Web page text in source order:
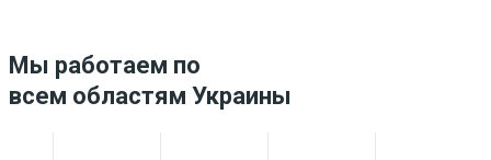
Мы работаем по
всем областям Украины